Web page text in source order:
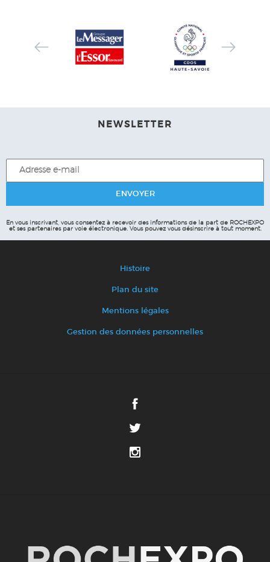
NEWSLETTER
En vous inscrivant, vous consentez à recevoir des informations de la part de ROCHEXPO
et ses partenaires par voie électronique.Vous pouvez vous désinscrire à tout moment.
Histoire
Plan du site
Mentions légales
Gestion des données personnelles